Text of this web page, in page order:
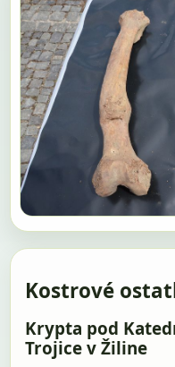
Kostrové
Krypta pod
Trojice v Žiline